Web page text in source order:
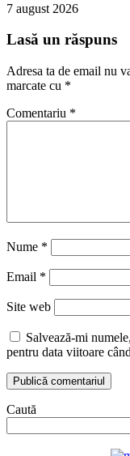
7 august 2026
Lasă un răspuns
Adresa ta de email nu
marcate cu *
Comentariu *
Nume *
Email *
Site web
Salvează-mi
pentru data viitoare
Caută